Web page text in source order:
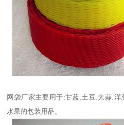
网袋厂家主要用于:甘蓝.土豆.大蒜.
水果的包装用品。